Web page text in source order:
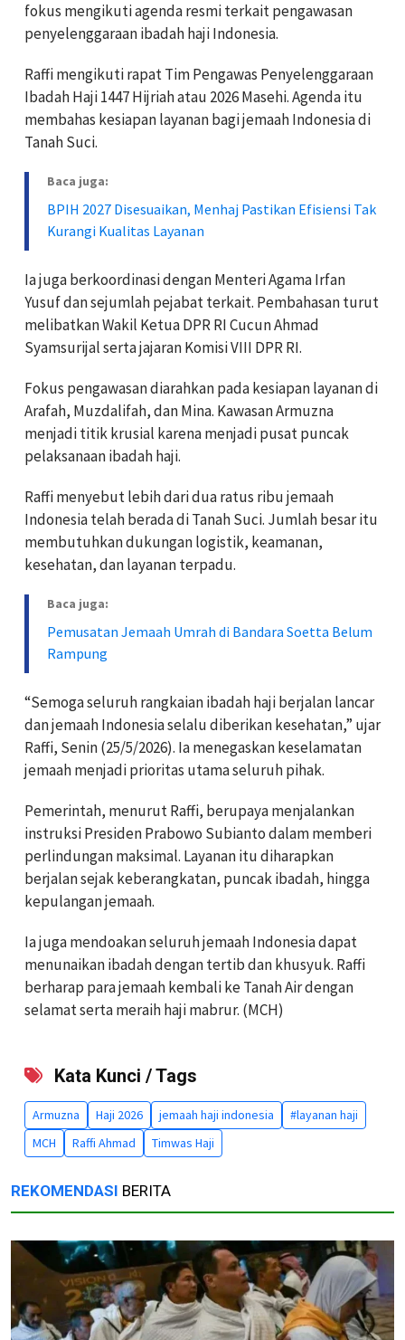
fokus mengikuti agenda resmi terkait pengawasan
penyelenggaraan ibadah haji Indonesia.
Raffi mengikuti rapat Tim Pengawas Penyelenggaraan
Ibadah Haji 1447 Hijriah atau 2026 Masehi. Agenda itu
membahas kesiapan layanan bagi jemaah Indonesia di
Tanah Suci.
Baca juga:
BPIH 2027 Disesuaikan, Menhaj Pastikan Efisiensi Tak
Kurangi Kualitas Layanan
Ia juga berkoordinasi dengan Menteri Agama Irfan
Yusuf dan sejumlah pejabat terkait. Pembahasan turut
melibatkan Wakil Ketua DPR RI Cucun Ahmad
Syamsurijal serta jajaran Komisi VIII DPR RI.
Fokus pengawasan diarahkan pada kesiapan layanan di
Arafah, Muzdalifah, dan Mina. Kawasan Armuzna
menjadi titik krusial karena menjadi pusat puncak
pelaksanaan ibadah haji.
Raffi menyebut lebih dari dua ratus ribu jemaah
Indonesia telah berada di Tanah Suci. Jumlah besar itu
membutuhkan dukungan logistik, keamanan,
kesehatan, dan layanan terpadu.
Baca juga:
Pemusatan Jemaah Umrah di Bandara Soetta Belum
Rampung
“Semoga seluruh rangkaian ibadah haji berjalan lancar
dan jemaah Indonesia selalu diberikan kesehatan,” ujar
Raffi, Senin (25/5/2026). Ia menegaskan keselamatan
jemaah menjadi prioritas utama seluruh pihak.
Pemerintah, menurut Raffi, berupaya menjalankan
instruksi Presiden Prabowo Subianto dalam memberi
perlindungan maksimal. Layanan itu diharapkan
berjalan sejak keberangkatan, puncak ibadah, hingga
kepulangan jemaah.
Ia juga mendoakan seluruh jemaah Indonesia dapat
menunaikan ibadah dengan tertib dan khusyuk. Raffi
berharap para jemaah kembali ke Tanah Air dengan
selamat serta meraih haji mabrur. (MCH)
Kata Kunci / Tags
Armuzna Haji 2026 jemaah haji indonesia
#layanan haji
MCH
Raffi Ahmad Timwas Haji
REKOMENDASI BERITA